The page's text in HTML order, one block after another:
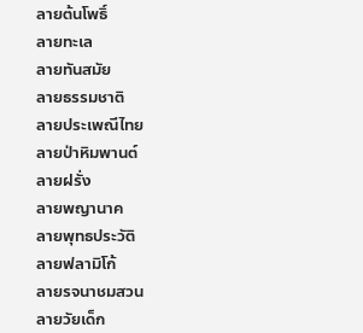
ลายต้นโพธิ์
ลายทะเล
ลายทันสมัย
ลายธรรมชาติ
ลายประเพณีไทย
ลายป่าหิมพานต์
ลายฝรั่ง
ลายพญานาค
ลายพุทธประวัติ
ลายฟลามิโก้
ลายรจนาชมสวน
ลายวัยเด็ก